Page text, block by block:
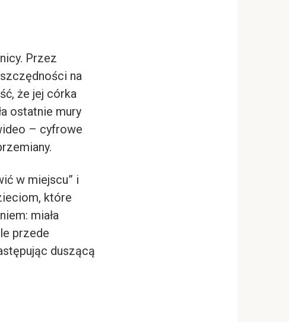
Przez
na
że jej córka
ostatnie mury
– cyfrowe
w miejscu” i
które
miała
przede
duszącą